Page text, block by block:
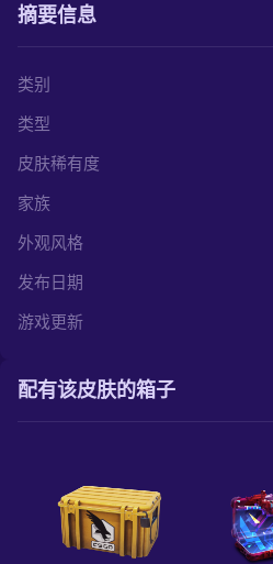
摘要信息
类别
类型
皮肤稀有度
家族
外观风格
发布日期
游戏更新
配有该皮肤的箱子